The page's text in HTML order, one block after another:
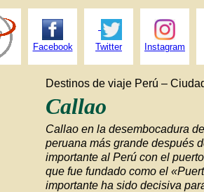
Destinos de viaje Perú –
Callao
Callao en la desembocadura
peruana más grande después
importante al Perú con el
que fue fundado como el
importante ha sido decisiva
Facebook Twitter Instagram